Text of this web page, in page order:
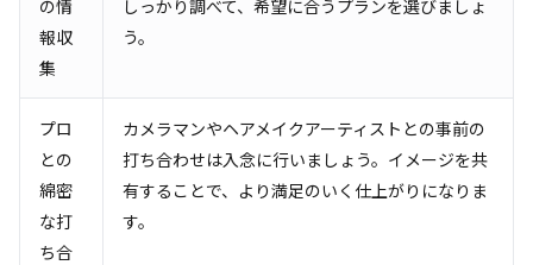
の情
報収
集
しっかり調べて、希望に合うプランを選びましょ
う。
プロ
との
綿密
な打
ち合
カメラマンやヘアメイクアーティストとの事前の
打ち合わせは入念に行いましょう。イメージを共
有することで、より満足のいく仕上がりになりま
す。